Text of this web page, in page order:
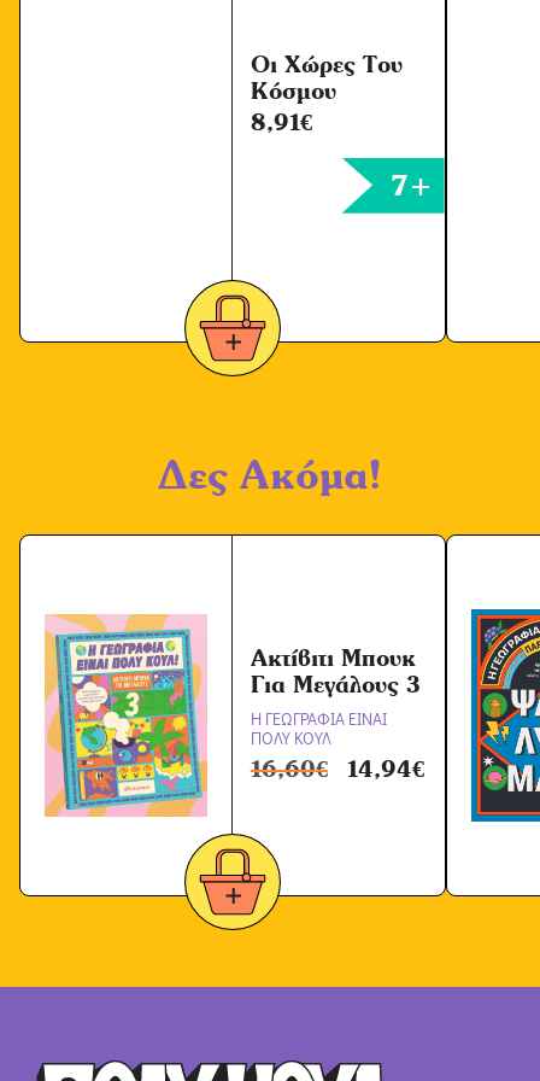
Οι Χώρες Του
Κόσμου
8,91€
7+
Δες Ακόμα!
Ακτίβιτι Μπουκ
Για Μεγάλους 3
Η ΓΕΩΓΡΑΦΙΑ ΕΙΝΑΙ
ΠΟΛΥ ΚΟΥΛ
16,60€ 14,94€